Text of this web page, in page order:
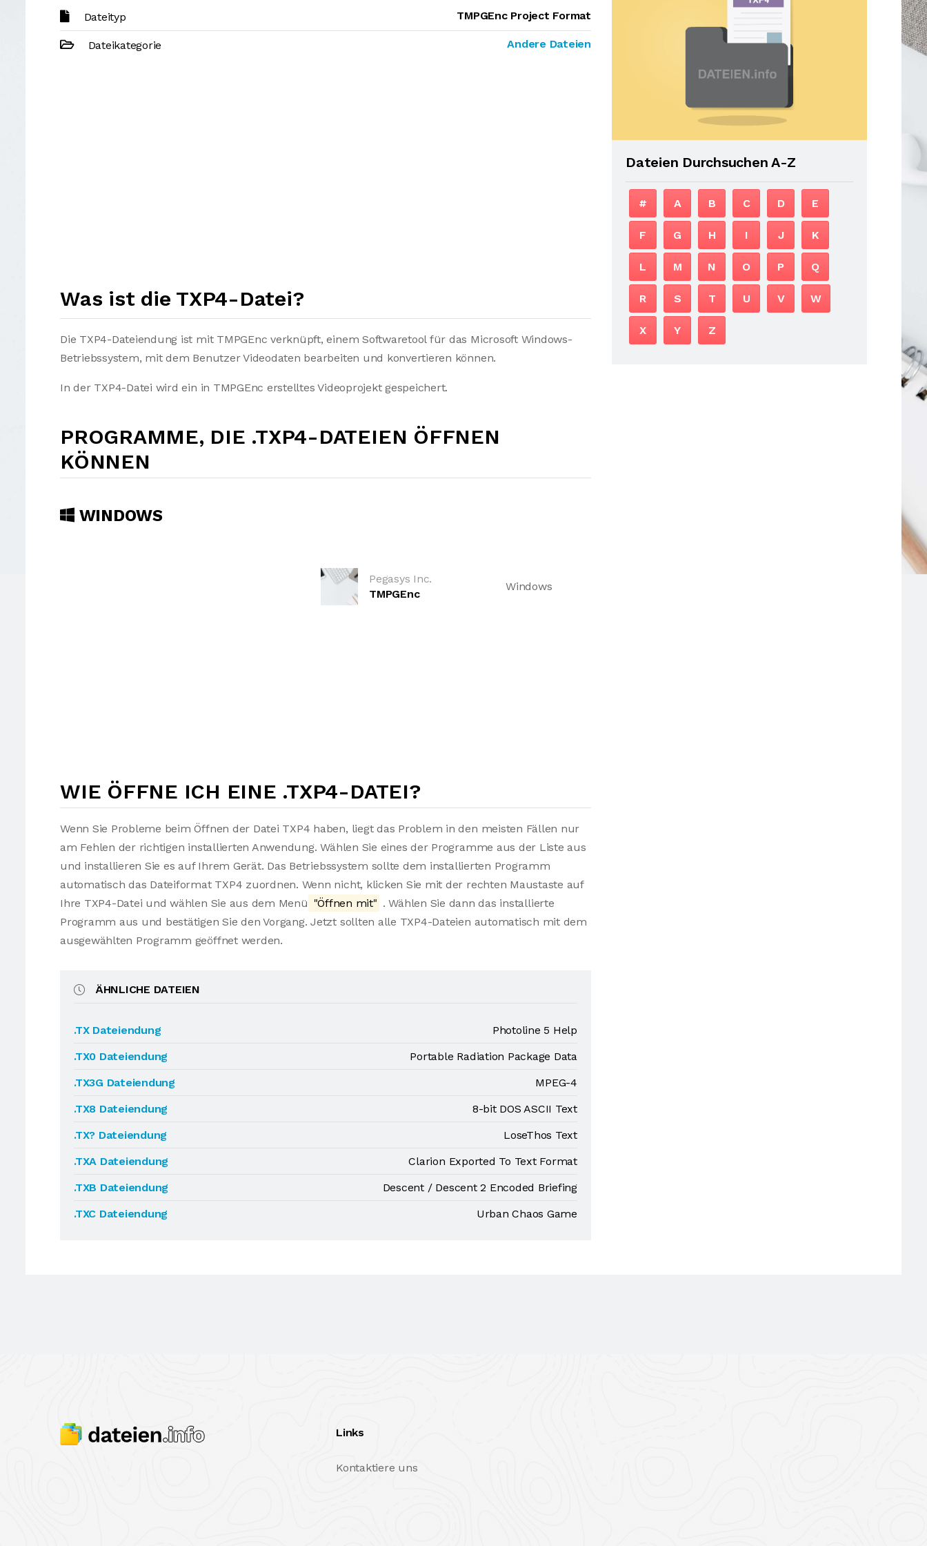
Dateityp TMPGEnc Project Format
Dateikategorie Andere Dateien
Was ist die TXP4-Datei?
Die TXP4-Dateiendung ist mit TMPGEnc verknüpft, einem Softwaretool für das Microsoft Windows-
Betriebssystem, mit dem Benutzer Videodaten bearbeiten und konvertieren können.
In der TXP4-Datei wird ein in TMPGEnc erstelltes Videoprojekt gespeichert.
PROGRAMME, DIE .TXP4-DATEIEN ÖFFNEN
KÖNNEN
WINDOWS
Pegasys Inc.
TMPGEnc
Windows
WIE ÖFFNE ICH EINE .TXP4-DATEI?
Wenn Sie Probleme beim Öffnen der Datei TXP4 haben, liegt das Problem in den meisten Fällen nur
am Fehlen der richtigen installierten Anwendung. Wählen Sie eines der Programme aus der Liste aus
und installieren Sie es auf Ihrem Gerät. Das Betriebssystem sollte dem installierten Programm
automatisch das Dateiformat TXP4 zuordnen. Wenn nicht, klicken Sie mit der rechten Maustaste auf
Ihre TXP4-Datei und wählen Sie aus dem Menü "Öffnen mit" . Wählen Sie dann das installierte
Programm aus und bestätigen Sie den Vorgang. Jetzt sollten alle TXP4-Dateien automatisch mit dem
ausgewählten Programm geöffnet werden.
ÄHNLICHE DATEIEN
.TX Dateiendung
Photoline 5 Help
.TX0 Dateiendung
Portable Radiation Package Data
.TX3G Dateiendung
MPEG-4
.TX8 Dateiendung
8-bit DOS ASCII Text
.TX? Dateiendung
LoseThos Text
.TXA Dateiendung
Clarion Exported To Text Format
.TXB Dateiendung
Descent / Descent 2 Encoded Briefing
.TXC Dateiendung
Urban Chaos Game
Dateien Durchsuchen A-Z
# A B C D E
F G H I J K
L M N O P Q
R S T U V W
X Y Z
Links
Kontaktiere uns